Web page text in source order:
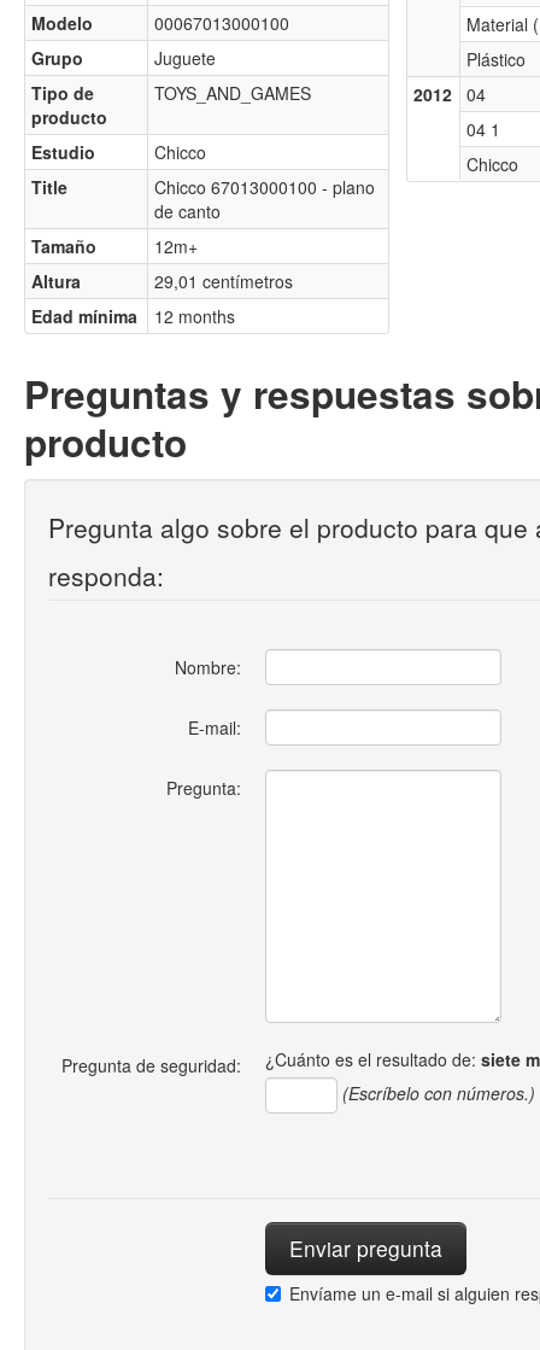
Modelo
00067013000100
Grupo
Juguete
Tipo de
producto
TOYS_AND_GAMES
Estudio
Chicco
Title
Chicco 67013000100 - plano
de canto
Tamaño
12m+
Altura
29,01 centímetros
Edad mínima
12 months
Material
Plástico
2012
04
04 1
Chicco
Preguntas y respuestas
producto
Pregunta algo sobre el producto para que
responda:
Nombre:
E-mail:
Pregunta:
Pregunta de seguridad: ¿Cuánto es el resultado de: siete
(Escríbelo con números.)
Envíame un e-mail si alguien